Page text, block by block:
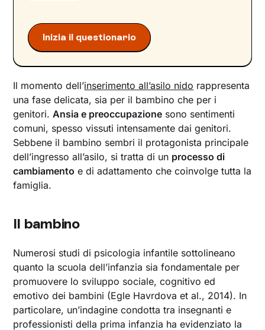
Consigli pratici per genitori ed educatori:
routine, oggetti e comunicazione emotiva
Dati e linee guida sull’inserimento al nido in
Italia
Affrontare il cambiamento con serenità:
Unobravo può essere al tuo fianco
Inizia il questionario
Il momento dell’inserimento all’asilo nido rappresenta
una fase delicata, sia per il bambino che per i
genitori.Ansia e preoccupazione sono sentimenti
comuni, spesso vissuti intensamente dai genitori.
Sebbene il bambino sembri il protagonista principale
dell’ingresso all’asilo, si tratta di un processo di
cambiamento e di adattamento che coinvolge tutta la
famiglia.
Il bambino
Numerosi studi di psicologia infantile sottolineano
quanto la scuola dell’infanzia sia fondamentale per
promuovere lo sviluppo sociale, cognitivo ed
emotivo dei bambini (Egle Havrdova et al., 2014). In
particolare, un’indagine condotta tra insegnanti e
professionisti della prima infanzia ha evidenziato la